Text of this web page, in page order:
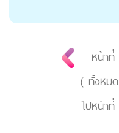
หน้าที่
( ทั้งหมด
ไปหน้าที่